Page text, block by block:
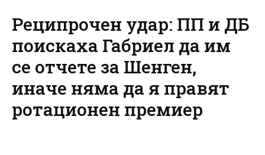
Реципрочен удар: ПП и ДБ
поискаха Габриел да им
се отчете за Шенген,
иначе няма да я правят
ротационен премиер